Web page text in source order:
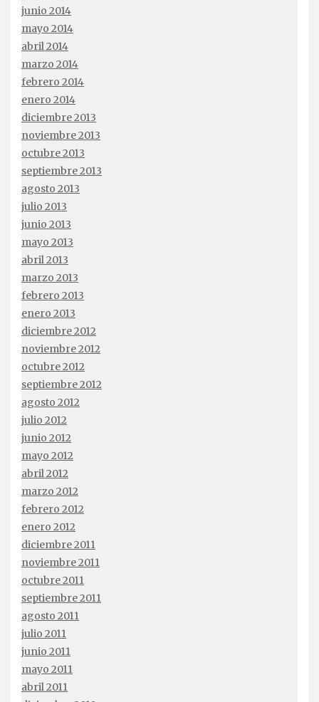
junio 2014
mayo 2014
abril 2014
marzo 2014
febrero 2014
enero 2014
diciembre 2013
noviembre 2013
octubre 2013
septiembre 2013
agosto 2013
julio 2013
junio 2013
mayo 2013
abril 2013
marzo 2013
febrero 2013
enero 2013
diciembre 2012
noviembre 2012
octubre 2012
septiembre 2012
agosto 2012
julio 2012
junio 2012
mayo 2012
abril 2012
marzo 2012
febrero 2012
enero 2012
diciembre 2011
noviembre 2011
octubre 2011
septiembre 2011
agosto 2011
julio 2011
junio 2011
mayo 2011
abril 2011